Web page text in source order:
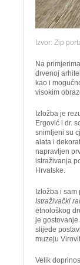
Izvor: Zip
Na
drvenoj
kao i
visokim
Izložba je
Ergović i dr.
snimljeni su
alata i
napravljen
istraživanja
Hrvatske.
Izložba i
Istraživački
etnološkog
je
slijede
muzeju
Velik